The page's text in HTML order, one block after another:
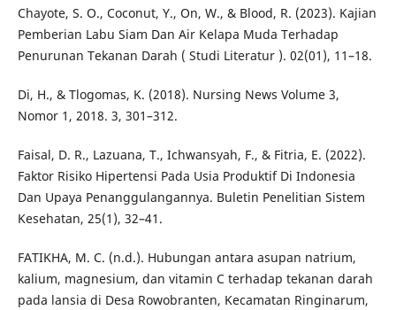
Chayote, S. O., Coconut, Y., On, W., & Blood, R. (2023). Kajian
Pemberian Labu Siam Dan Air Kelapa Muda Terhadap
Penurunan Tekanan Darah ( Studi Literatur ). 02(01), 11–18.
Di, H., & Tlogomas, K. (2018). Nursing News Volume 3,
Nomor 1, 2018. 3, 301–312.
Faisal, D. R., Lazuana, T., Ichwansyah, F., & Fitria, E. (2022).
Faktor Risiko Hipertensi Pada Usia Produktif Di Indonesia
Dan Upaya Penanggulangannya. Buletin Penelitian Sistem
Kesehatan, 25(1), 32–41.
FATIKHA, M. C. (n.d.). Hubungan antara asupan natrium,
kalium, magnesium, dan vitamin C terhadap tekanan darah
pada lansia di Desa Rowobranten, Kecamatan Ringinarum,